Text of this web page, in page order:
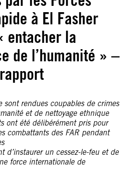
à El Fasher
entacher la
de l’humanité » –
sont rendues coupables de crimes
et de nettoyage ethnique
ont été délibérément pris pour
combattants des FAR pendant
d’instaurer un cessez-le-feu et de
force internationale de